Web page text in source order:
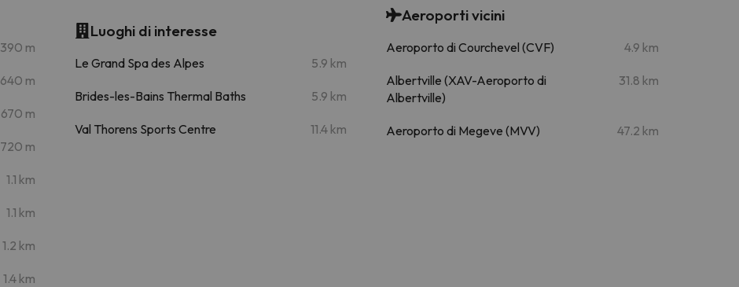
390 m
640 m
670 m
720 m
1.1 km
1.1 km
1.2 km
1.4 km
Luoghi di interesse
Le Grand Spa des Alpes 5.9 km
Brides-les-Bains Thermal Baths 5.9 km
Val Thorens Sports Centre 11.4 km
Aeroporti vicini
Aeroporto di Courchevel (CVF) 4.9 km
Albertville (XAV-Aeroporto di
Albertville)
31.8 km
Aeroporto di Megeve (MVV) 47.2 km